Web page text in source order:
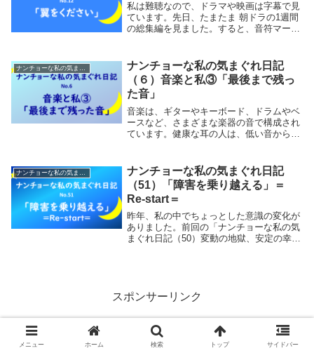
私は難聴なので、ドラマや映画は字幕で見
ています。先日、たまたま 朝ドラの1週間
の総集編を見ました。すると、音符マーク
楽は聴こえていないけれど、頭の中に記憶
のメロディ...
ナンチョーな私の気まぐれ日記
（６）音楽と私③「最後まで残っ
た音」
音楽は、ギターやキーボード、ドラムやベ
ースなど、さまざまな楽器の音で構成され
ています。健康な耳の人は、低い音から高
こえ方がまちまちなので、程度の差はあり
ますが、難聴者...
ナンチョーな私の気まぐれ日記
ナンチョーな私の気まぐれ日記
（51）「障害を乗り越える」＝
Re-start＝
昨年、私の中でちょっとした意識の変化が
ありました。前回の「ナンチョーな私の気
まぐれ日記（50）変動の地獄、安定の幸
スポンサーリンク
メニュー ホーム 検索 トップ サイドバー